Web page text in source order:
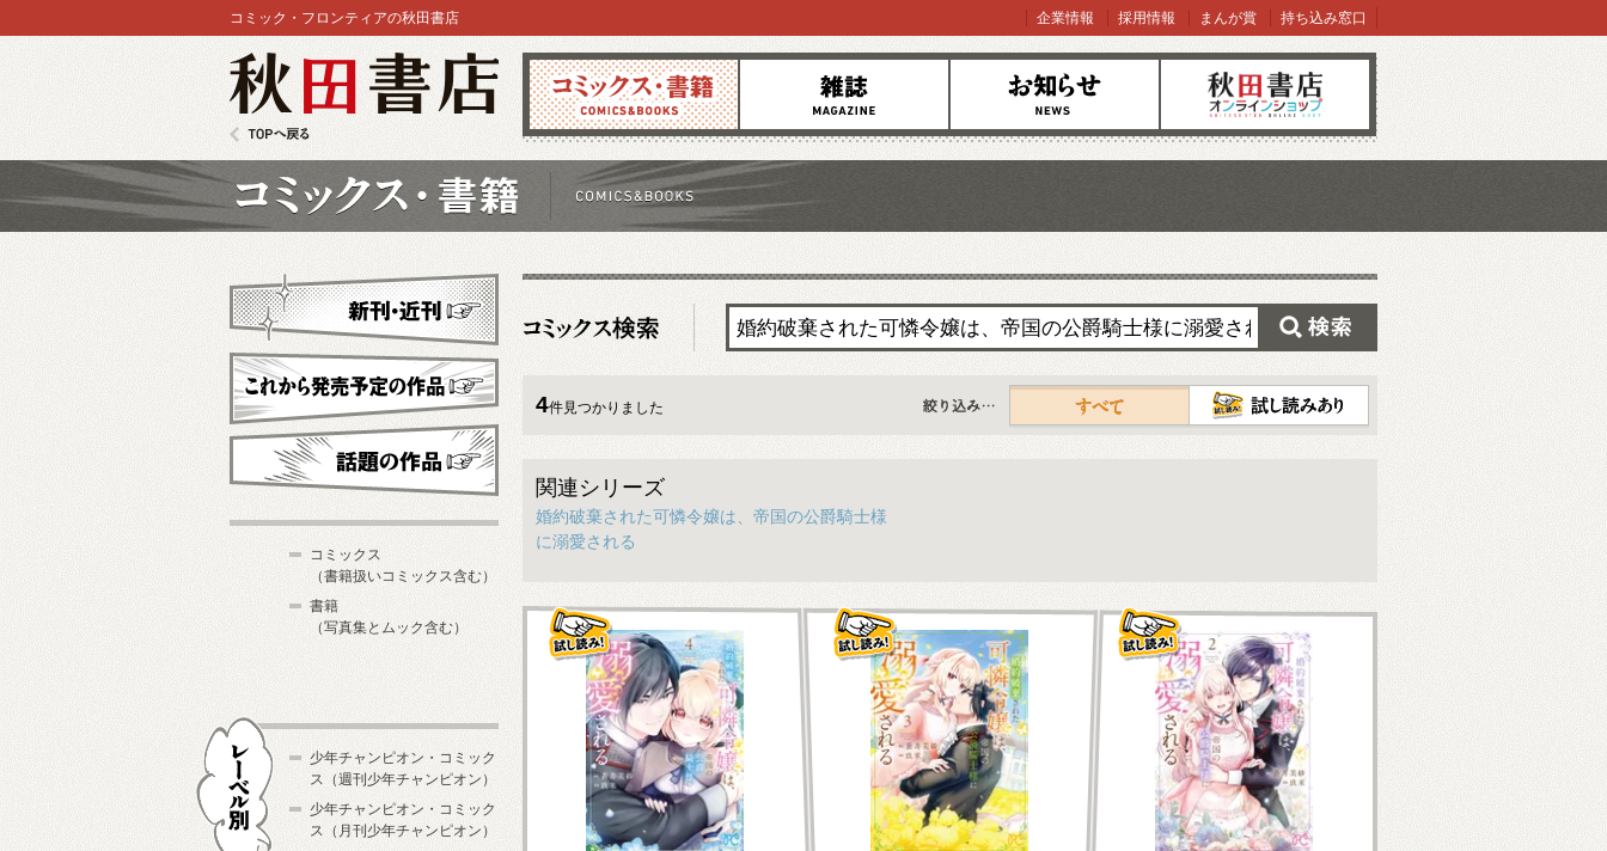
コミックス 雑誌 お知らせ オンラインショップ
コミック・フロンティアの秋田書店 企業情報 採用情報 まんが賞 持ち込み窓口
4件見つかりました
すべて
関連シリーズ
婚約破棄された可憐令嬢は、帝国の公爵騎士様
に溺愛される
新刊・近刊
これから発売予定
コミックス
（書籍扱いコミックス含む）
書籍
（写真集とムック含む）
少年チャンピオン・コミック
ス（週刊少年チャンピオン）
少年チャンピオン・コミック
ス（月刊少年チャンピオン）